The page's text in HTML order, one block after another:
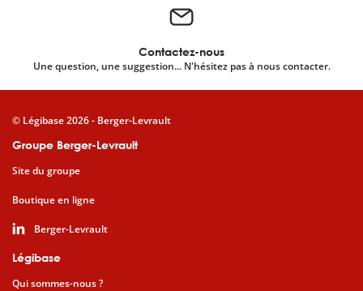
Contactez-nous
Une question, une suggestion... N'hésitez pas à nous contacter.
Groupe Berger-Levrault
Site du groupe
Boutique en ligne
Berger-Levrault
Légibase
Qui sommes-nous ?
© Légibase 2026 - Berger-Levrault